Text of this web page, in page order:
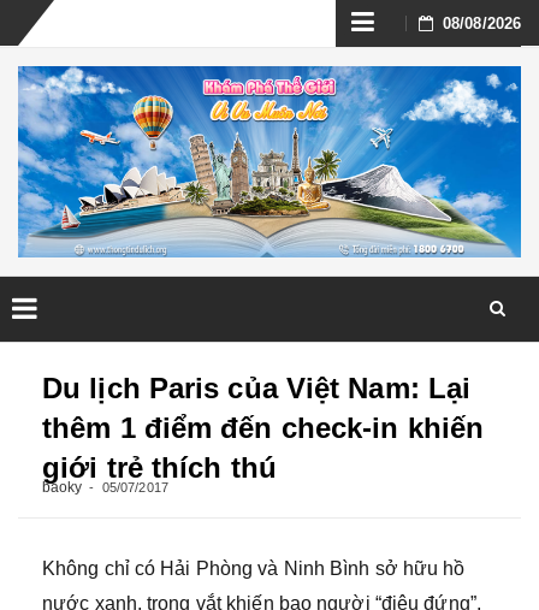
Skip
to
content
08/08/2026
Du lịch Paris của Việt Nam: Lại
thêm 1 điểm đến check-in khiến
giới trẻ thích thú
baoky 05/07/2017
Không chỉ có Hải Phòng và Ninh Bình sở hữu hồ
nước xanh, trong vắt khiến bao người “điêu đứng”,